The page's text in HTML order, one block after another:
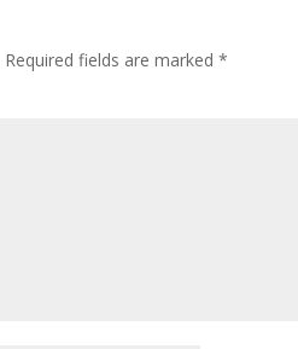
Required fields are marked*